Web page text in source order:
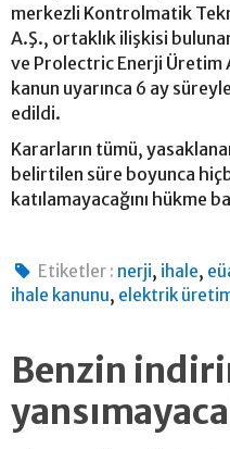
merkezli Kontrolmatik
A.Ş., ortaklık ilişkisi
ve Prolectric Enerji Üretim
kanun uyarınca 6 ay
edildi.
Kararların tümü,
belirtilen süre boyunca
katılamayacağını hükme
Etiketler : nerji, ihale,
ihale kanunu, elektrik
Benzin